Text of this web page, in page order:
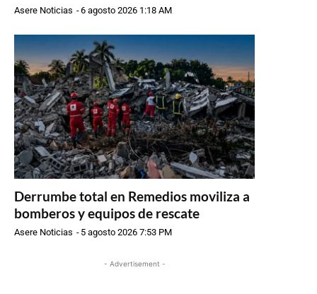
Asere Noticias -6 agosto 2026 1:18 AM
Derrumbe total en Remedios moviliza a
bomberos y equipos de rescate
Asere Noticias - 5 agosto 2026 7:53 PM
- Advertisement -